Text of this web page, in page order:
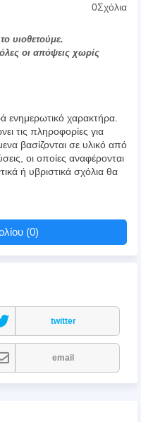
0Σχόλια
υιοθετούμε.
οι απόψεις χωρίς
ενημερωτικό χαρακτήρα.
τις πληροφορίες για
βασίζονται σε υλικό από
οι οποίες αναφέρονται
ή υβριστικά σχόλια θα
(0)
twitter
email